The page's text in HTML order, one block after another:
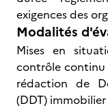
exigences des
Modalités
Mises en
contrôle continu
rédaction de
(DDT) immobilier